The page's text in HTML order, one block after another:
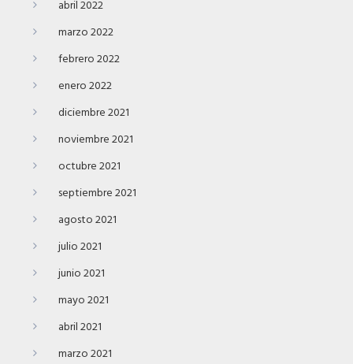
abril 2022
marzo 2022
febrero 2022
enero 2022
diciembre 2021
noviembre 2021
octubre 2021
septiembre 2021
agosto 2021
julio 2021
junio 2021
mayo 2021
abril 2021
marzo 2021